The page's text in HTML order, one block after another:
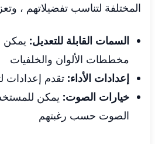
المختلفة لتناسب تفضيلاتهم ،
السمات القابلة للتعديل: يمكن
مخططات الألوان والخلفيات
إعدادات الأداء: تقدم إعدادات
خيارات الصوت: يمكن
الصوت حسب رغبتهم